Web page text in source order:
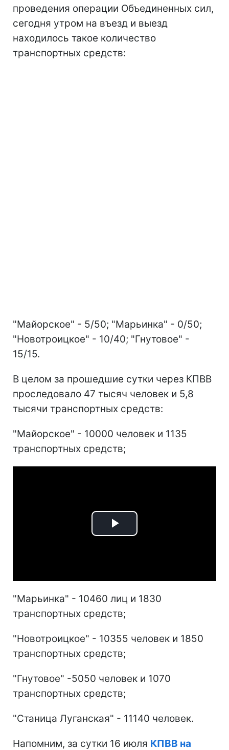
проведения операции Объединенных сил,
сегодня утром на въезд и выезд
находилось такое количество
транспортных средств:
"Майорское" - 5/50; "Марьинка" - 0/50;
"Новотроицкое" - 10/40; "Гнутовое" -
15/15.
В целом за прошедшие сутки через КПВВ
проследовало 47 тысяч человек и 5,8
тысячи транспортных средств:
"Майорское" - 10000 человек и 1135
транспортных средств;
Play
"Марьинка" - 10460 лиц и 1830
транспортных средств;
"Новотроицкое" - 10355 человек и 1850
транспортных средств;
"Гнутовое" -5050 человек и 1070
транспортных средств;
"Станица Луганская" - 11140 человек.
Напомним, за сутки 16 июля КПВВ на